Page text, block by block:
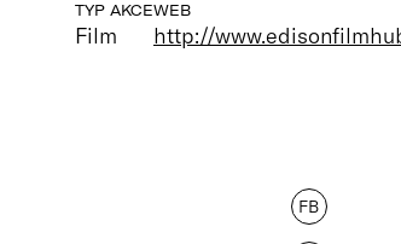
TYP AKCE
Film
WEB
http://
FB